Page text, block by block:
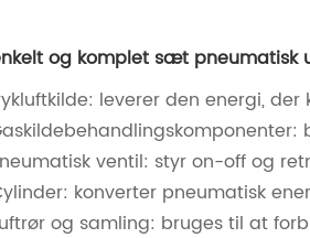
og komplet sæt pneumatisk
leverer den energi,
ventil: styr on-off og
konverter pneumatisk
og samling: bruges til at